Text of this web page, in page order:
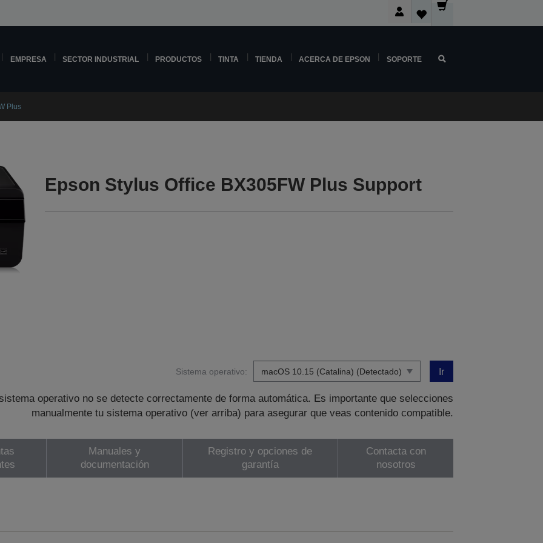
EMPRESA SECTOR INDUSTRIAL PRODUCTOS TINTA TIENDA ACERCA DE EPSON SOPORTE
Plus
Epson Stylus Office BX305FW Plus Support
Sistema operativo: Ir
operativo no se detecte correctamente de forma automática. Es importante que selecciones
manualmente tu sistema operativo (ver arriba) para asegurar que veas contenido compatible.
Manuales y
documentación
Registro y opciones de
garantía
Contacta con
nosotros